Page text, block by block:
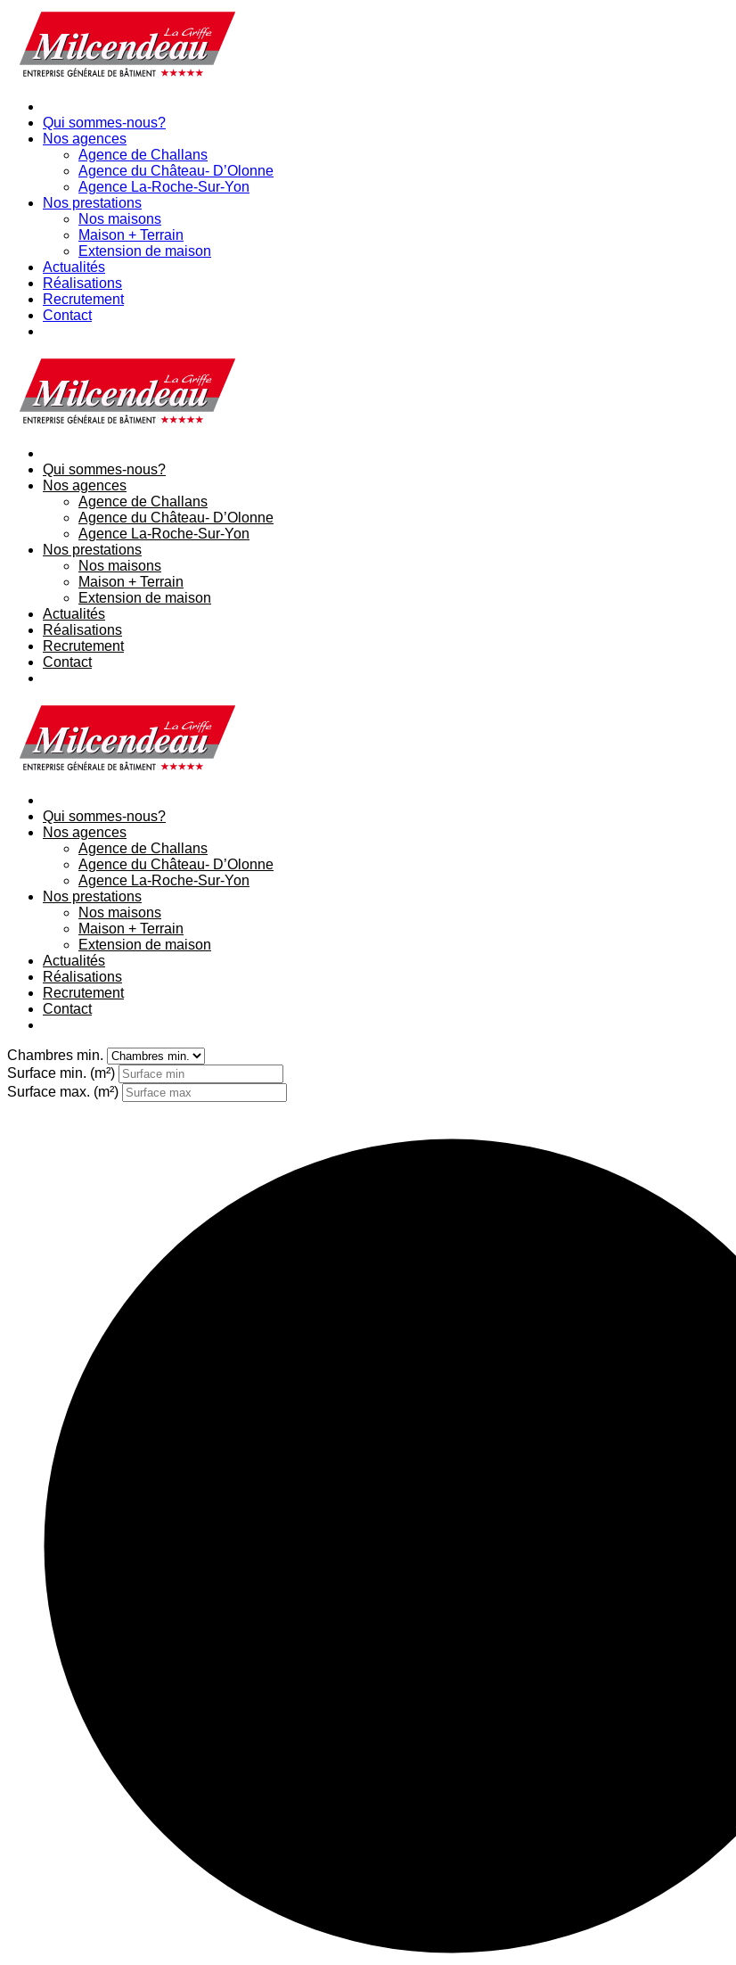
Qui sommes-nous?
Nos agences
Agence de Challans
Agence du Château- D’Olonne
Agence La-Roche-Sur-Yon
Nos prestations
Nos maisons
Maison + Terrain
Extension de maison
Actualités
Réalisations
Recrutement
Contact
Qui sommes-nous?
Nos agences
Agence de Challans
Agence du Château- D’Olonne
Agence La-Roche-Sur-Yon
Nos prestations
Nos maisons
Maison + Terrain
Extension de maison
Actualités
Réalisations
Recrutement
Contact
Qui sommes-nous?
Nos agences
Agence de Challans
Agence du Château- D’Olonne
Agence La-Roche-Sur-Yon
Nos prestations
Nos maisons
Maison + Terrain
Extension de maison
Actualités
Réalisations
Recrutement
Contact
Chambres min.
Surface min. (m²)
Surface max. (m²)